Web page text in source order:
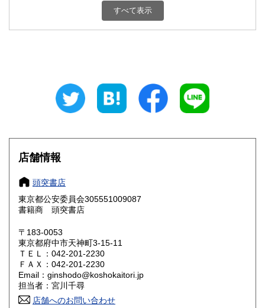
1,800円 群馬県
埼玉県 千葉県
1,800円 富山県
1,800円 福井県
1,800円 1,800円
岐阜県
愛知県
滋賀県
大阪府 1,800円
奈良県 1,800円
鳥取県
すべて表示
店舗情報
頭突書店
東京都公安委員会305551009087
書籍商 頭突書店
〒183-0053
東京都府中市天神町3-15-11
ＴＥＬ：042-201-2230
ＦＡＸ：042-201-2230
Email：ginshodo@koshokaitori.jp
担当者：宮川千尋
店舗へのお問い合わせ